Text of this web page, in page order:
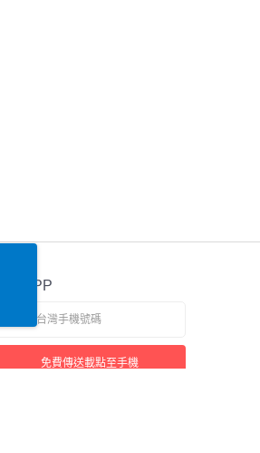
官方APP
免費傳送載點至手機